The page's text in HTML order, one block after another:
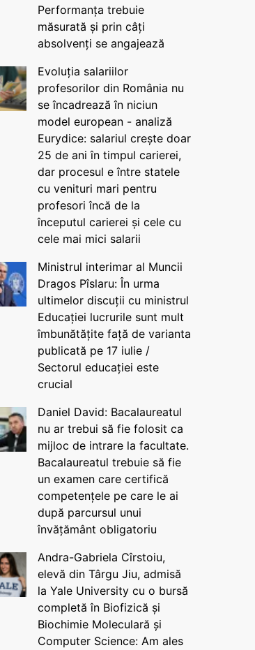
Performanța trebuie
măsurată și prin câți
absolvenți se angajează
Evoluția salariilor
profesorilor din România nu
se încadrează în niciun
model european - analiză
Eurydice: salariul crește doar
25 de ani în timpul carierei,
dar procesul e între statele
cu venituri mari pentru
profesori încă de la
începutul carierei și cele cu
cele mai mici salarii
Ministrul interimar al Muncii
Dragos Pîslaru: În urma
ultimelor discuții cu ministrul
Educației lucrurile sunt mult
îmbunătățite față de varianta
publicată pe 17 iulie /
Sectorul educației este
crucial
Daniel David: Bacalaureatul
nu ar trebui să fie folosit ca
mijloc de intrare la facultate.
Bacalaureatul trebuie să fie
un examen care certifică
competențele pe care le ai
după parcursul unui
învățământ obligatoriu
Andra-Gabriela Cîrstoiu,
elevă din Târgu Jiu, admisă
la Yale University cu o bursă
completă în Biofizică și
Biochimie Moleculară și
Computer Science: Am ales